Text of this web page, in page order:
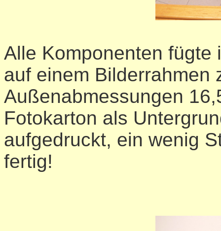
Alle Komponenten fügte
auf einem Bilderrahmen
Außenabmessungen
Fotokarton als
aufgedruckt, ein wenig
fertig!